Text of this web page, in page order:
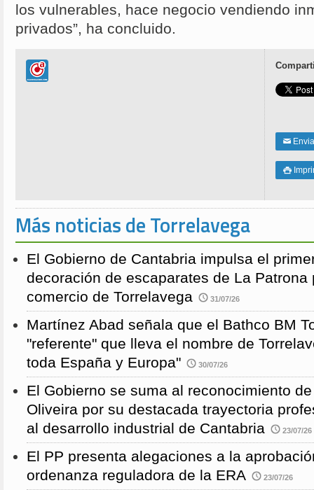
los vulnerables, hace negocio vendiendo
privados”, ha concluido.
✉

Más noticias de Torrelavega
El Gobierno de Cantabria impulsa el
decoración de escaparates de La Patrona
comercio de Torrelavega
31/07/26
Martínez Abad señala que el Bathco BM
"referente" que lleva el nombre de
toda España y Europa"
30/07/26
El Gobierno se suma al reconocimiento
Oliveira por su destacada trayectoria
al desarrollo industrial de Cantabria
23/07/26
El PP presenta alegaciones a la
ordenanza reguladora de la ERA
23/07/26